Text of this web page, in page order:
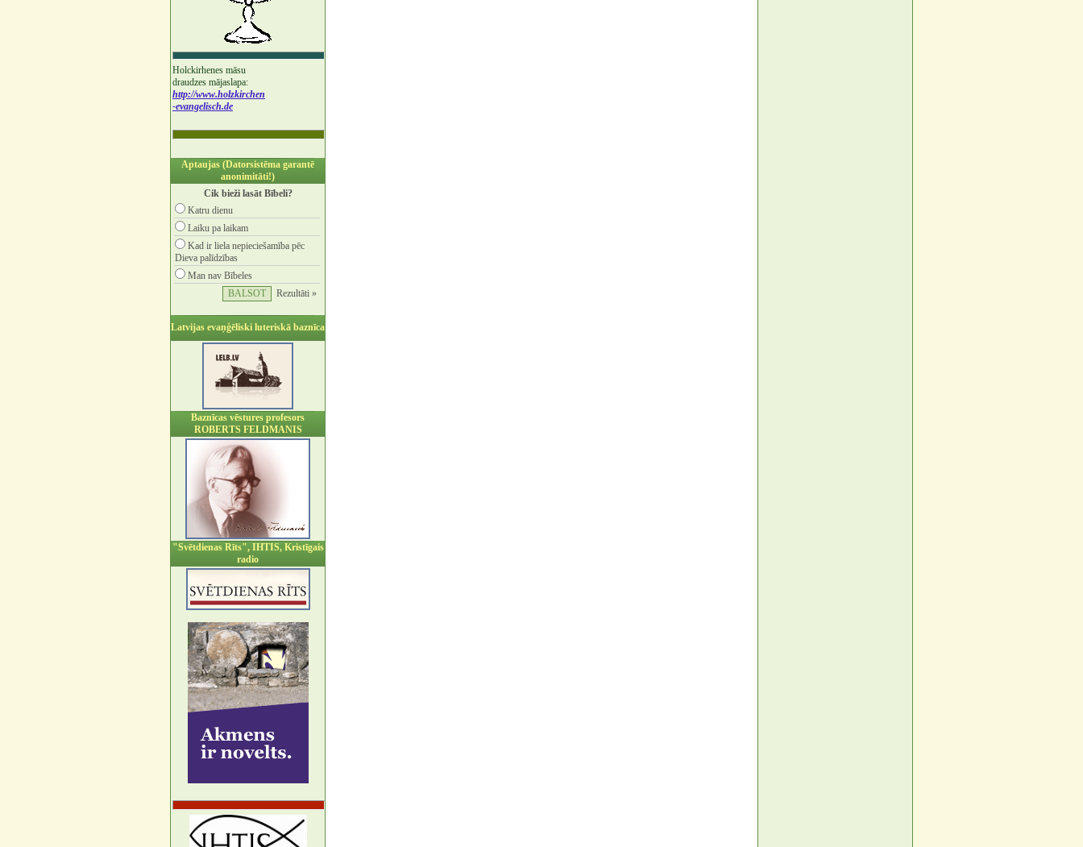
Holckirhenes māsu
draudzes mājaslapa:
http://www.holzkirchen
-evangelisch.de
Aptaujas (Datorsistēma garantē
anonimitāti!)
Cik bieži lasāt Bībeli?
Katru dienu
Laiku pa laikam
Kad ir liela nepieciešamība pēc
Dieva palīdzības
Man nav Bībeles
Rezultāti »
Latvijas evaņģēliski luteriskā baznīca
Baznīcas vēstures profesors
ROBERTS FELDMANIS
"Svētdienas Rīts", IHTIS, Kristīgais
radio